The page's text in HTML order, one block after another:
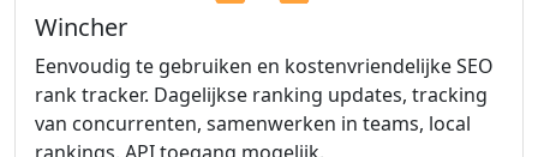
Wincher
Eenvoudig te gebruiken en kostenvriendelijke SEO
rank tracker. Dagelijkse ranking updates, tracking
van concurrenten, samenwerken in teams, local